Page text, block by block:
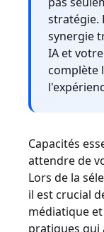
stratégie.
synergie
IA et
complète
Capacités
attendre de
Lors de la
il est crucial
médiatique
pratiques